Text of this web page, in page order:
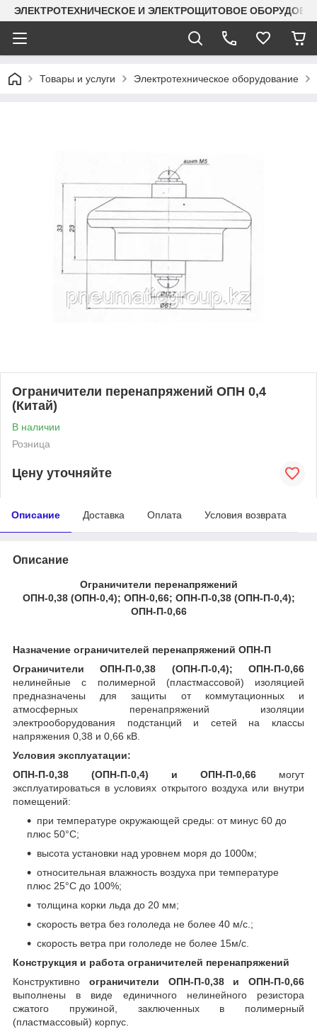
ЭЛЕКТРОТЕХНИЧЕСКОЕ И ЭЛЕКТРОЩИТОВОЕ
Товары и услуги Электротехническое оборудование
Ограничители перенапряжений ОПН 0,4
(Китай)
В наличии
Розница
Цену уточняйте
Описание Доставка Оплата Условия возврата
Описание
Ограничители перенапряжений
ОПН-0,38 (ОПН-0,4); ОПН-0,66; ОПН-П-0,38 (ОПН-П-0,4);
ОПН-П-0,66
Назначение ограничителей перенапряжений ОПН-П
Ограничители ОПН-П-0,38 (ОПН-П-0,4); ОПН-П-0,66
нелинейные с полимерной (пластмассовой) изоляцией
предназначены для защиты от коммутационных и
атмосферных перенапряжений изоляции
электрооборудования подстанций и сетей на классы
напряжения 0,38 и 0,66 кВ.
Условия эксплуатации:
ОПН-П-0,38 (ОПН-П-0,4) и ОПН-П-0,66 могут
эксплуатироваться в условиях открытого воздуха или внутри
помещений:
при температуре окружающей среды: от минус 60 до
плюс 50°С;
высота установки над уровнем моря до 1000м;
относительная влажность воздуха при температуре
плюс 25°С до 100%;
толщина корки льда до 20 мм;
скорость ветра без гололеда не более 40 м/с.;
скорость ветра при гололеде не более 15м/с.
Конструкция и работа ограничителей перенапряжений
Конструктивно ограничители ОПН-П-0,38 и ОПН-П-0,66
выполнены в виде единичного нелинейного резистора
сжатого пружиной, заключенных в полимерный
(пластмассовый) корпуc.